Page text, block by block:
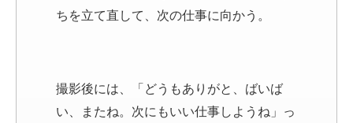
ちを立て直して、次の仕事に向かう。
撮影後には、「どうもありがと、ばいば
い、またね。次にもいい仕事しようね」っ